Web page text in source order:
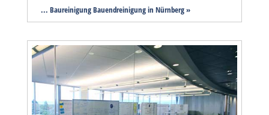
... Baureinigung Bauendreinigung in Nürnberg »